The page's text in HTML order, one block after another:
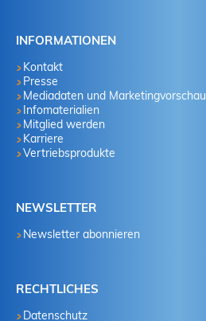
INFORMATIONEN
Kontakt
Presse
Mediadaten und Marketingvorschau
Infomaterialien
Mitglied werden
Karriere
Vertriebsprodukte
NEWSLETTER
Newsletter abonnieren
RECHTLICHES
Datenschutz